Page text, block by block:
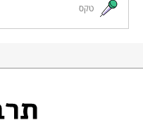
טקס